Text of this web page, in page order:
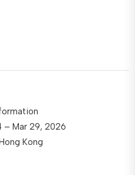
– Mar 29, 2026
Kong